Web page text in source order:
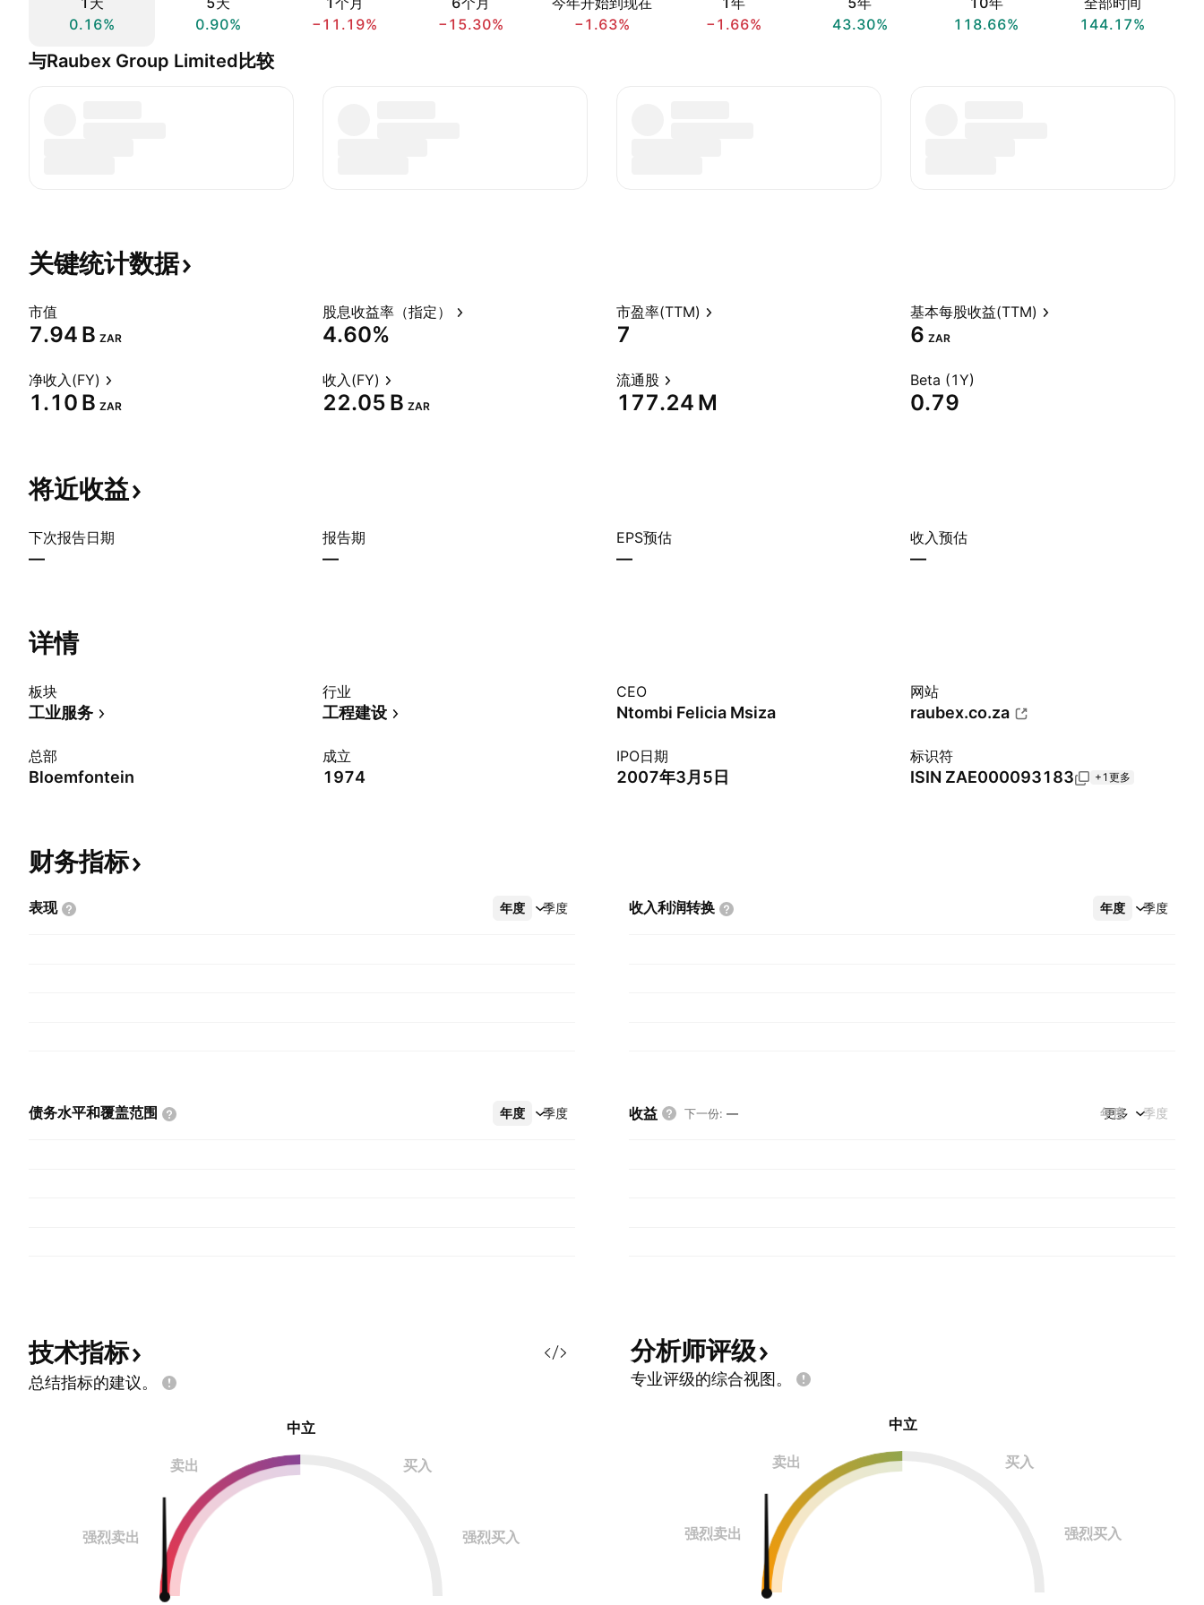
0.16%
0.90%
−11.19%
−15.30%
−1.63%
−1.66%
43.30%
118.66%
144.17%
与Raubex Group Limited比较
关键统计数据
市值
‪7.94 B‬ ZAR
股息收益率（指定）
4.60%
市盈率(TTM)
7
基本每股收益(TTM)
6 ZAR
净收入(FY)
‪1.10 B‬ ZAR
收入(FY)
‪22.05 B‬ ZAR
流通股
‪177.24 M‬
Beta (1Y)
0.79
将近收益
下次报告日期
—
报告期
—
EPS预估
—
收入预估
—
详情
板块
工业服务
行业
工程建设
CEO
Ntombi Felicia Msiza
网站
raubex.co.za
总部
Bloemfontein
成立
1974
IPO日期
2007年3月5日
标识符
ISIN ZAE000093183 +1更多
财务指标
表现 年度 季度
更多 收入利润转换 年度 季度
更多
债务水平和覆盖范围 年度 季度
更多 收益 下一份: — 年度 季度
更多
技术指标
总结指标的建议。
中立
卖出 买入
强烈卖出 强烈买入
分析师评级
专业评级的综合视图。
中立
卖出 买入
强烈卖出 强烈买入